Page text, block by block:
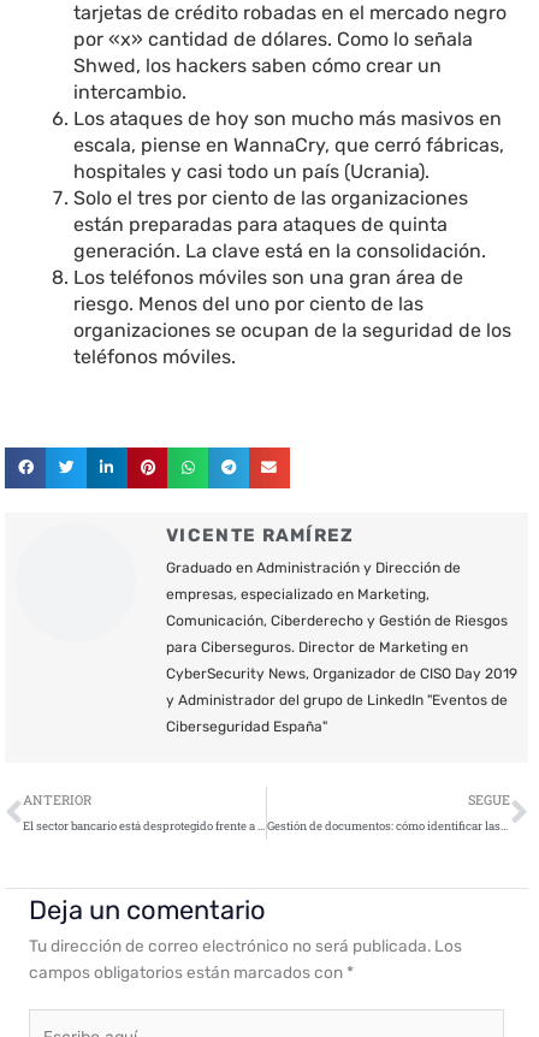
tarjetas de crédito robadas en el mercado negro
por «x» cantidad de dólares. Como lo señala
Shwed, los hackers saben cómo crear un
intercambio.
Los ataques de hoy son mucho más masivos en
escala, piense en WannaCry, que cerró fábricas,
hospitales y casi todo un país (Ucrania).
Solo el tres por ciento de las organizaciones
están preparadas para ataques de quinta
generación. La clave está en la consolidación.
Los teléfonos móviles son una gran área de
riesgo. Menos del uno por ciento de las
organizaciones se ocupan de la seguridad de los
teléfonos móviles.
VICENTE RAMÍREZ
Graduado en Administración y Dirección de
empresas, especializado en Marketing,
Comunicación, Ciberderecho y Gestión de Riesgos
para Ciberseguros. Director de Marketing en
CyberSecurity News, Organizador de CISO Day 2019
y Administrador del grupo de LinkedIn "Eventos de
Ciberseguridad España"
Ant
ANTERIOR
El sector bancario está desprotegido frente a los nuevos ciberataques
SEGUE
Gestión de documentos: cómo identificar las vulnerabilidades de seguridad y proteger los datos
Deja un comentario
Tu dirección de correo electrónico no será publicada. Los
campos obligatorios están marcados con *